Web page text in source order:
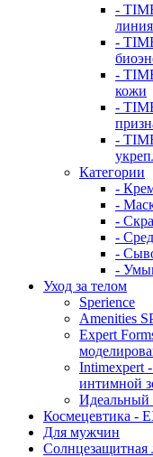
-
-
-
кожи
-
-
Категории
-
-
-
-
-
-
Уход за телом
Sperience
Amenities
Expert
Intimexpert
интимной
Идеальный
Космецевтика -
Для мужчин
Солнцезащитная